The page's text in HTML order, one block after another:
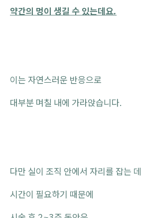
약간의 멍이 생길 수 있는데요.
이는 자연스러운 반응으로
대부분 며칠 내에 가라앉습니다.
다만 실이 조직 안에서 자리를 잡는 데
시간이 필요하기 때문에